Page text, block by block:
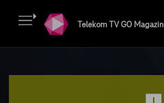
Telekom TV GO Magazin